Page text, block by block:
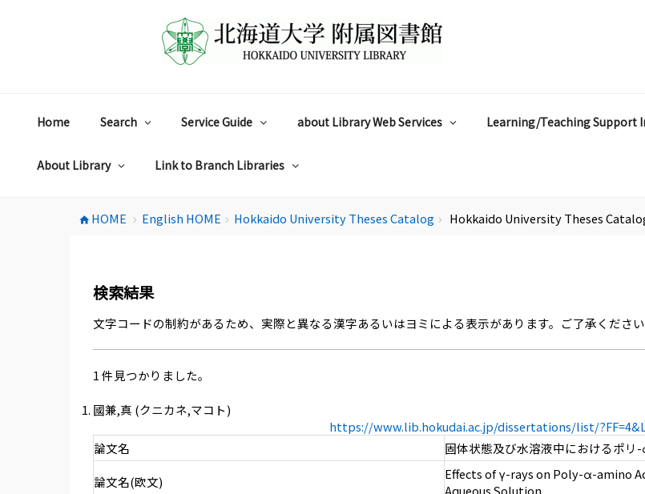
Home Search Service Guide about Library Web Services Learning/Teaching Support
About Library Link to Branch Libraries
home HOME chevron_right English HOME chevron_right Hokkaido University Theses Catalog chevron_right Hokkaido University Theses
検索結果
文字コードの制約があるため、実際と異なる漢字あるいはヨミによる表示があります。ご了承ください
1 件見つかりました。
國兼,真 (クニカネ,マコト)
https://www.lib.hokudai.ac.jp/dissertations/list/
論文名
固体状態及び水溶液中におけるポ
論文名(欧文)
Effects of γ-rays on Poly-α-amino
Aqueous Solution